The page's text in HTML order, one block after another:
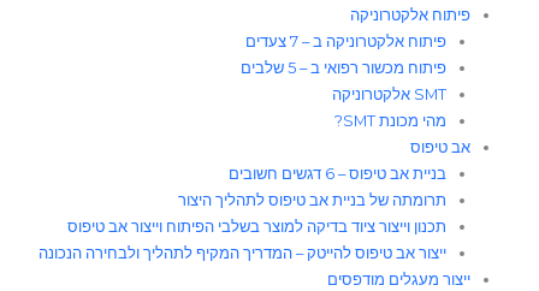
פיתוח אלקטרוניקה
פיתוח אלקטרוניקה ב – 7 צעדים
פיתוח מכשור רפואי ב – 5 שלבים
SMT אלקטרוניקה
מהי מכונת SMT?
אב טיפוס
בניית אב טיפוס – 6 דגשים חשובים
תרומתה של בניית אב טיפוס לתהליך היצור​
תכנון וייצור ציוד בדיקה למוצר בשלבי הפיתוח וייצור אב טיפוס
ייצור אב טיפוס להייטק – המדריך המקיף לתהליך ולבחירה הנכונה
ייצור מעגלים מודפסים